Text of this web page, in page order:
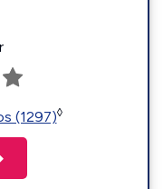
(1297)◊